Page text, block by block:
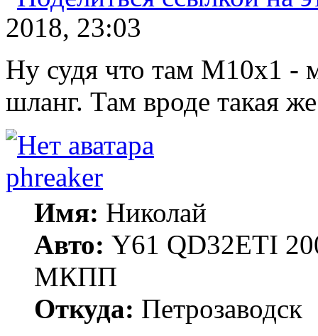
2018, 23:03
Ну судя что там М10х1 -
шланг. Там вроде такая
phreaker
Имя: Николай
Авто: Y61 QD32ETI
МКПП
Откуда: Петрозаводск